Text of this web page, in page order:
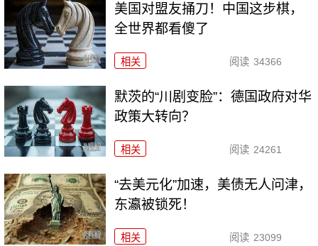
美国对盟友捅刀！中国这步棋，
全世界都看傻了
相关 阅读 34366
默茨的“川剧变脸”：德国政府对华
政策大转向？
相关 阅读 24261
“去美元化”加速，美债无人问津，
东瀛被锁死！
相关 阅读 23099